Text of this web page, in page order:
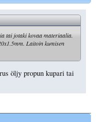
tai jotaki kovaa materiaalia.
Laitoin kumisen
öljy propun kupari tai